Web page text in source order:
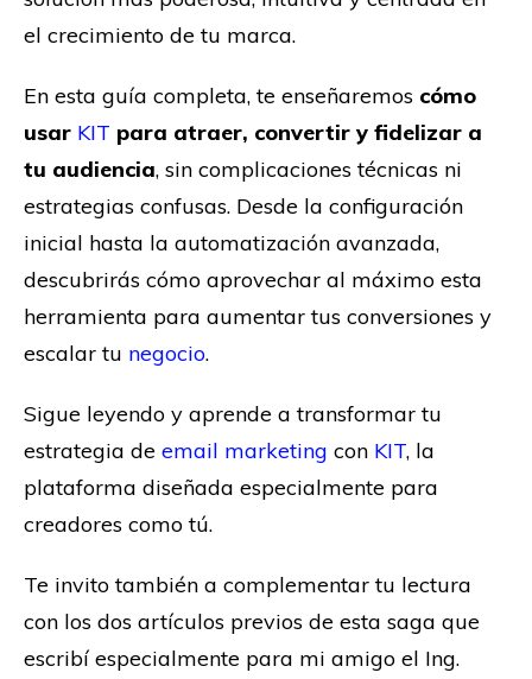
el crecimiento de tu marca.
En esta guía completa, te enseñaremos cómo
usar KIT para atraer, convertir y fidelizar a
tu audiencia, sin complicaciones técnicas ni
estrategias confusas. Desde la configuración
inicial hasta la automatización avanzada,
descubrirás cómo aprovechar al máximo esta
herramienta para aumentar tus conversiones y
escalar tu negocio.
Sigue leyendo y aprende a transformar tu
estrategia de email marketing con KIT, la
plataforma diseñada especialmente para
creadores como tú.
Te invito también a complementar tu lectura
con los dos artículos previos de esta saga que
escribí especialmente para mi amigo el Ing.